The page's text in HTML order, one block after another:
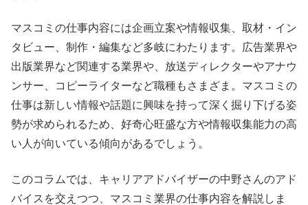
マスコミの仕事内容には企画立案や情報収集、取材・イン
タビュー、制作・編集など多岐にわたります。広告業界や
出版業界など関連する業界や、放送ディレクターやアナウ
ンサー、コピーライターなど職種もさまざま。マスコミの
仕事は新しい情報や話題に興味を持って深く掘り下げる姿
勢が求められるため、好奇心旺盛な方や情報収集能力の高
い人が向いている傾向があるでしょう。
このコラムでは、キャリアアドバイザーの中野さんのアド
バイスを交えつつ、マスコミ業界の仕事内容を解説しま